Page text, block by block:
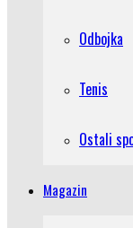
Odbojka
Tenis
Ostali
Magazin